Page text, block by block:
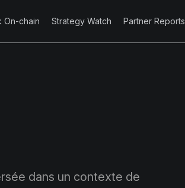
On-chain Strategy Watch Partner Reports
dans un contexte de